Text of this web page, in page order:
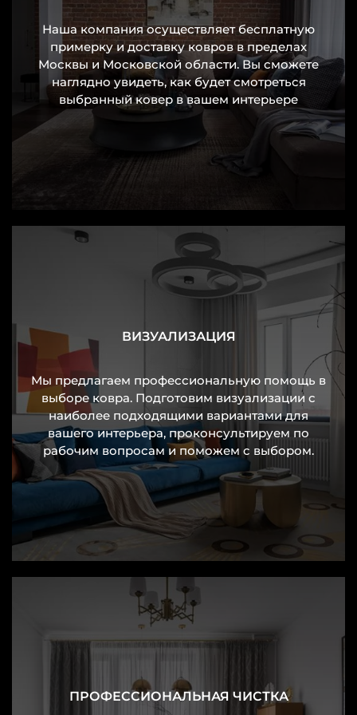
натуральная шерсть. Она обладает уникальными
свойствами: сохраняет тепло, помогает
регулировать уровень влажности и отличается
высокой износостойкостью. Шерсть приятна на
ощупь и со временем приобретает благородный
вид. Ворс из качественной шерсти упругий, он
не сминается даже под тяжелой мебелью. Тип
плотного до более высокого и пушистого. Длина
влияет на восприятие помещения: короткий
ворс создает строгий графичный образ,
длинный — добавляет уюта.
Для ценителей особой роскоши в ассортименте
NEW RUG
присутствуют модели с добавлением
шелка. Он придает поверхности легкий,
благородный блеск, переливаясь при смене
освещения. Страны происхождения — Индия и
Непал. Именно здесь мастера веками оттачивали
ручной труд, создавая настоящие произведения
искусства. Ручная работа ценится особенно
высоко: каждая деталь выверена, уникальна и
безупречна. Произведения лучших мастеров
этих стран составляют основу коллекции.
Как выбрать и купить
NEW RUGесть удобные фильтры по
размеру, цвету, форме, стилю и типу помещения.
дизайнов — от спокойных и лаконичных до
Наша компания осуществляет бесплатную
примерку и доставку ковров в пределах
Москвы и Московской области. Вы сможете
наглядно увидеть, как будет смотреться
выбранный ковер в вашем интерьере
ВИЗУАЛИЗАЦИЯ
Мы предлагаем профессиональную помощь в
выборе ковра. Подготовим визуализации с
наиболее подходящими вариантами для
вашего интерьера, проконсультируем по
рабочим вопросам и поможем с выбором.
ПРОФЕССИОНАЛЬНАЯ ЧИСТКА